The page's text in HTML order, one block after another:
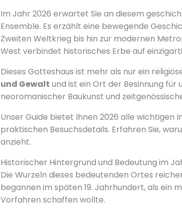
Im Jahr 2026 erwartet Sie an diesem
Ensemble. Es erzählt eine bewegende
Zweiten Weltkrieg bis hin zur modernen
West verbindet historisches Erbe auf
Dieses Gotteshaus ist mehr als nur ein
und Gewalt und ist ein Ort der Besinnung für
neoromanischer Baukunst und
Unser Guide bietet Ihnen 2026 alle
praktischen Besuchsdetails. Erfahren Sie,
anzieht.
Historischer Hintergrund und Bedeutung im
Die Wurzeln dieses bedeutenden Ortes
begannen im späten 19. Jahrhundert, als ein
Vorfahren schaffen wollte.